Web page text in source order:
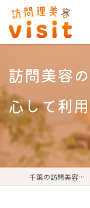
訪問美容
心して利
千葉の訪問美容なら訪問理美容visit